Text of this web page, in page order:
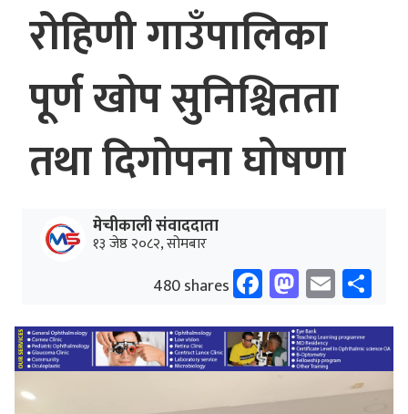
रोहिणी गाउँपालिका
पूर्ण खोप सुनिश्चितता
तथा दिगोपना घोषणा
मेचीकाली संवाददाता
१३ जेष्ठ २०८२, सोमबार
480 shares Facebook
Email